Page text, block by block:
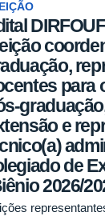
para
e
de
2026/